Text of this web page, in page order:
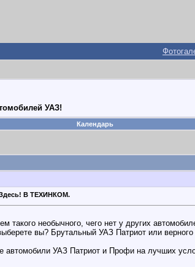
УАЗ!
Календарь
В ТЕХИНКОМ.
такого необычного, чего нет у других
вы? Брутальный УАЗ Патриот или
автомобили УАЗ Патриот и Профи на лучших